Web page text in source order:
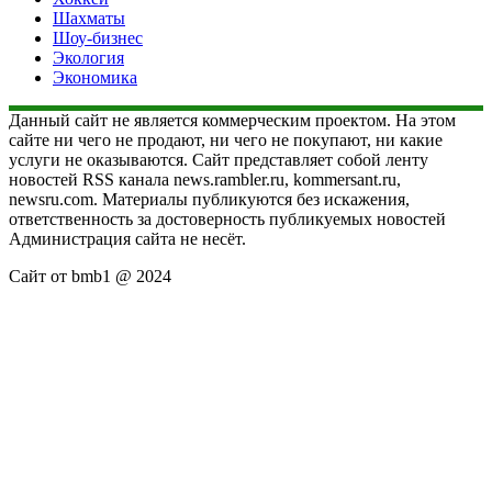
Шахматы
Шоу-бизнес
Экология
Экономика
Данный сайт не является коммерческим проектом. На этом
сайте ни чего не продают, ни чего не покупают, ни какие
услуги не оказываются. Сайт представляет собой ленту
новостей RSS канала news.rambler.ru, kommersant.ru,
newsru.com. Материалы публикуются без искажения,
ответственность за достоверность публикуемых новостей
Администрация сайта не несёт.
Сайт от bmb1 @ 2024